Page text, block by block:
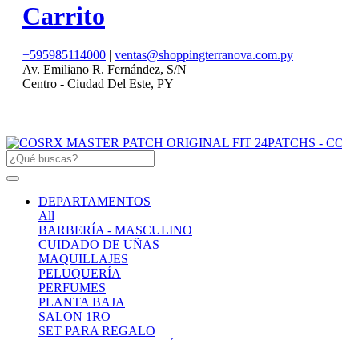
Carrito
+595985114000 | ventas@shoppingterranova.com.py
Av. Emiliano R. Fernández, S/N
Centro - Ciudad Del Este, PY
DEPARTAMENTOS
All
BARBERÍA - MASCULINO
CUIDADO DE UÑAS
MAQUILLAJES
PELUQUERÍA
PERFUMES
PLANTA BAJA
SALON 1RO
SET PARA REGALO